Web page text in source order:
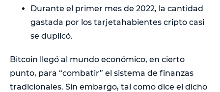
Durante el primer mes de 2022, la cantidad
gastada por los tarjetahabientes cripto casi
se duplicó.
Bitcoin llegó al mundo económico, en cierto
punto, para “combatir” el sistema de finanzas
tradicionales. Sin embargo, tal como dice el dicho